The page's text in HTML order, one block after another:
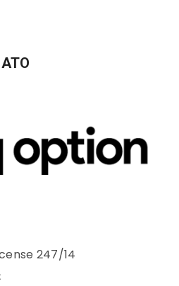
247/14